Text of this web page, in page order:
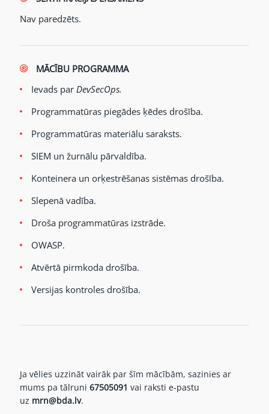
Nav paredzēts.
MĀCĪBU PROGRAMMA
Ievads par DevSecOps.
Programmatūras piegādes ķēdes drošība.
Programmatūras materiālu saraksts.
SIEM un žurnālu pārvaldība.
Konteinera un orķestrēšanas sistēmas drošība.
Slepenā vadība.
Droša programmatūras izstrāde.
OWASP.
Atvērtā pirmkoda drošība.
Versijas kontroles drošība.
Ja vēlies uzzināt vairāk par šīm mācībām, sazinies ar
mums pa tālruni 67505091 vai raksti e-pastu
uz mrn@bda.lv.